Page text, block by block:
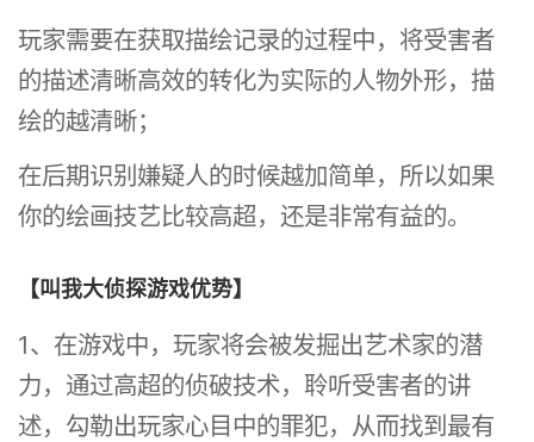
玩家需要在获取描绘记录的过程中，将受害者
的描述清晰高效的转化为实际的人物外形，描
绘的越清晰；
在后期识别嫌疑人的时候越加简单，所以如果
你的绘画技艺比较高超，还是非常有益的。
【叫我大侦探游戏优势】
1、在游戏中，玩家将会被发掘出艺术家的潜
力，通过高超的侦破技术，聆听受害者的讲
述，勾勒出玩家心目中的罪犯，从而找到最有